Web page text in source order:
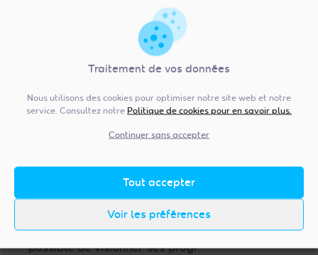
Traitement de vos données
Nous utilisons des cookies pour optimiser notre site web et notre
service. Consultez notre Politique de cookies pour en savoir plus.
Continuer sans accepter
Tout accepter
Voir les préférences
Grundig & FRANSAT : la TNT par
satellite en qualité Haute Définition,
partout en France
Avec les téléviseurs Grundig intégrant le tuner
satellite compatible FRANSAT, il est désormais
possible de visionner ses progr